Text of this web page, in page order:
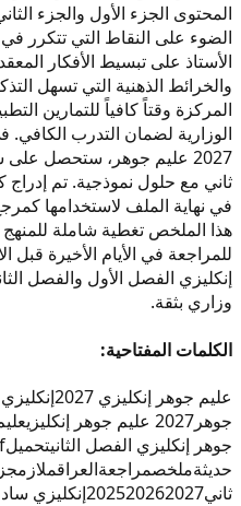
المحتوى الجزء الأول والجزء
الضوء على النقاط التي تتكرر
الأستاذ على تبسيط الأفكار
والخرائط الذهنية التي تسهل
المركزة وقتاً كافياً للتمارين
الوزارية لضمان التدرب
2027 عليم جوهر، ستحصل
ثاني مع حلول نموذجية. تم إدراج
في نهاية الملف لاستخدامها
هذا الملخص تغطية شاملة للمنهج
للمراجعة في الأيام الأخيرة
إنكليزي الفصل الأول والفصل
وزاري بثقة.
الكلمات المفتاحية:
عليم جوهر إنكليزي 2027
جوهر 2027 عليم جوهر إنكليزي
جوهر إنكليزي الفصل الثانيتحميل
حديثةملخصمراجعةالعراقملازم
ثاني
202520262027 إنكليزي